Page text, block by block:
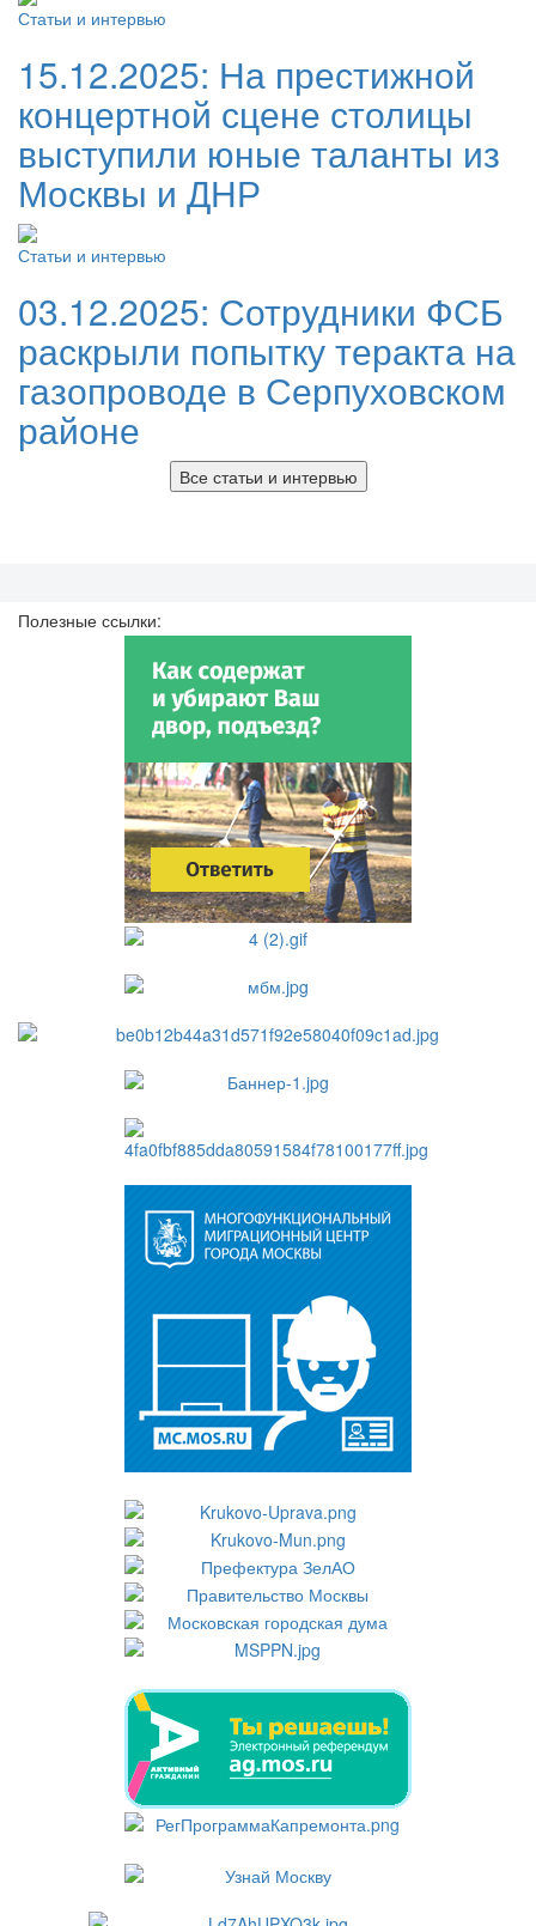
Статьи и интервью
15.12.2025: На престижной
концертной сцене столицы
выступили юные таланты из
Москвы и ДНР
Статьи и интервью
03.12.2025: Сотрудники ФСБ
раскрыли попытку теракта на
газопроводе в Серпуховском
районе
Все статьи и интервью
Полезные ссылки: